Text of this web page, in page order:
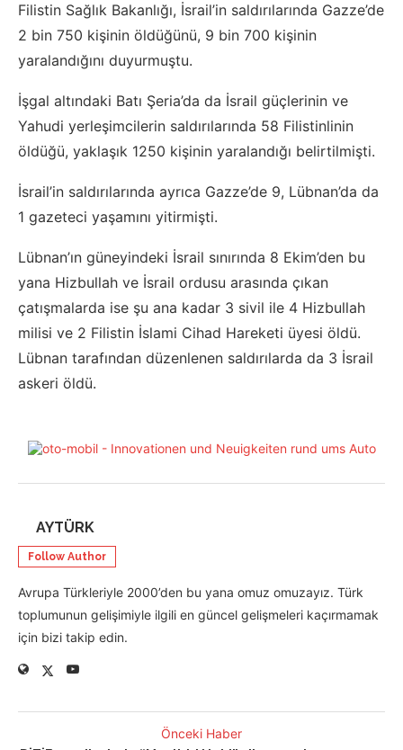
Filistin Sağlık Bakanlığı, İsrail’in saldırılarında Gazze’de
2 bin 750 kişinin öldüğünü, 9 bin 700 kişinin
yaralandığını duyurmuştu.
İşgal altındaki Batı Şeria’da da İsrail güçlerinin ve
Yahudi yerleşimcilerin saldırılarında 58 Filistinlinin
öldüğü, yaklaşık 1250 kişinin yaralandığı belirtilmişti.
İsrail’in saldırılarında ayrıca Gazze’de 9, Lübnan’da da
1 gazeteci yaşamını yitirmişti.
Lübnan’ın güneyindeki İsrail sınırında 8 Ekim’den bu
yana Hizbullah ve İsrail ordusu arasında çıkan
çatışmalarda ise şu ana kadar 3 sivil ile 4 Hizbullah
milisi ve 2 Filistin İslami Cihad Hareketi üyesi öldü.
Lübnan tarafından düzenlenen saldırılarda da 3 İsrail
askeri öldü.
AYTÜRK
Follow Author
Avrupa Türkleriyle 2000’den bu yana omuz omuzayız. Türk
toplumunun gelişimiyle ilgili en güncel gelişmeleri kaçırmamak
için bizi takip edin.
Önceki Haber